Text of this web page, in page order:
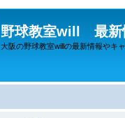
野球教室will 最新
大阪の野球教室willの最新情報やキ